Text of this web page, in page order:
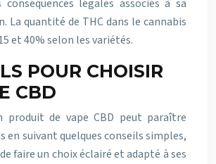
légales associés à sa
La quantité de THC dans le cannabis
et 40% selon les variétés.
POUR CHOISIR
CBD
produit de vape CBD peut paraître
en suivant quelques conseils simples,
faire un choix éclairé et adapté à ses